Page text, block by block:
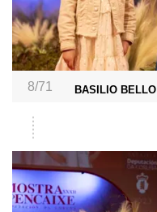
8/71 BASILIO BELLO